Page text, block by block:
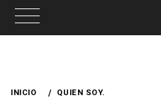
INICIO QUIEN SOY.